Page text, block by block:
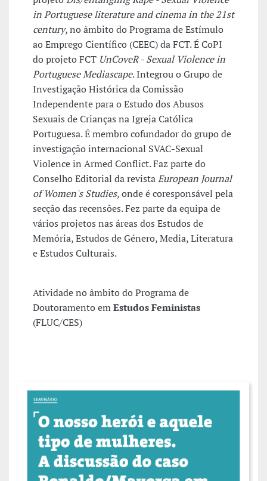
in Portuguese literature and cinema in the 21st
century, no âmbito do Programa de Estímulo
ao Emprego Científico (CEEC) da FCT. É CoPI
do projeto FCT UnCoveR - Sexual Violence in
Portuguese Mediascape. Integrou o Grupo de
Investigação Histórica da Comissão
Independente para o Estudo dos Abusos
Sexuais de Crianças na Igreja Católica
Portuguesa. É membro cofundador do grupo de
investigação internacional SVAC-Sexual
Violence in Armed Conflict. Faz parte do
Conselho Editorial da revistaEuropean Journal
of Women's Studies, onde é coresponsável pela
secção das recensões. Fez parte da equipa de
vários projetos nas áreas dos Estudos de
Memória, Estudos de Género, Media, Literatura
e Estudos Culturais.
Atividade no âmbito do Programa de
Doutoramento emEstudos Feministas
(FLUC/CES)